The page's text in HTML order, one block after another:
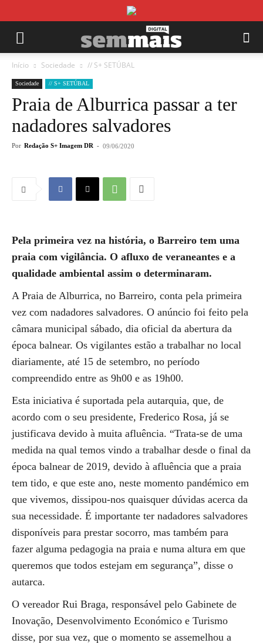
Início Sociedade // S+ SETÚBAL
Sociedade // S+ SETÚBAL
Praia de Alburrica passar a ter
nadadores salvadores
Por Redação S+ Imagem DR - 09/06/2020
Pela primeira vez na história, o Barreiro tem uma
praia com vigilância. O afluxo de veraneantes e a
qualidade ambiental assim o determinaram.
A Praia de Alburrica, no Barreiro, conta pela primeira
vez com nadadores salvadores. O anúncio foi feito pela
câmara municipal sábado, dia oficial da abertura da
época balnear. Os vigilantes estão a trabalhar no local
diariamente, até 15 de setembro, no período
compreendido entre as 9h00 e as 19h00.
Esta iniciativa é suportada pela autarquia, que, de
acordo com o seu presidente, Frederico Rosa, já se
justificava devido à muita afluência. “Trata-se de uma
medida na qual temos vindo a trabalhar desde o final da
época balnear de 2019, devido à afluência que a praia
tem tido, e que este ano, neste momento pandémico em
que vivemos, dissipou-nos quaisquer dúvidas acerca da
sua necessidade. É importante ter nadadores salvadores
disponíveis para prestar socorro, mas também para
fazer alguma pedagogia na praia e numa altura em que
queremos que todos estejam em segurança”, disse o
autarca.
O vereador Rui Braga, responsável pelo Gabinete de
Inovação, Desenvolvimento Económico e Turismo
disse, por sua vez, que o momento se assemelhou a